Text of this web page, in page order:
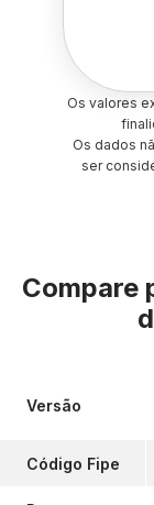
Os valores
Os dados
ser
Compare
Versão
Código Fipe